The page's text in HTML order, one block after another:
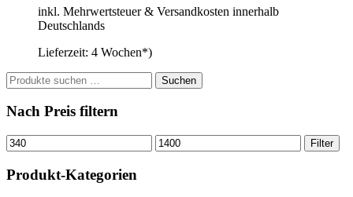
inkl. Mehrwertsteuer & Versandkosten innerhalb
Deutschlands
Lieferzeit: 4 Wochen*)
Suchen
nach:
Suchen
Nach Preis filtern
Min.
Preis
Max.
Preis
Filter
Produkt-Kategorien